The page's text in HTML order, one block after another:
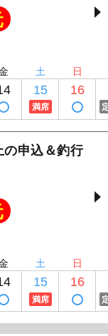
土
15
満席
日
16
申込＆釣行
土
15
満席
日
16